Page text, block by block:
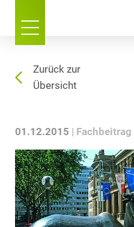
Zurück zur
Übersicht
01.12.2015 Fachbeitrag